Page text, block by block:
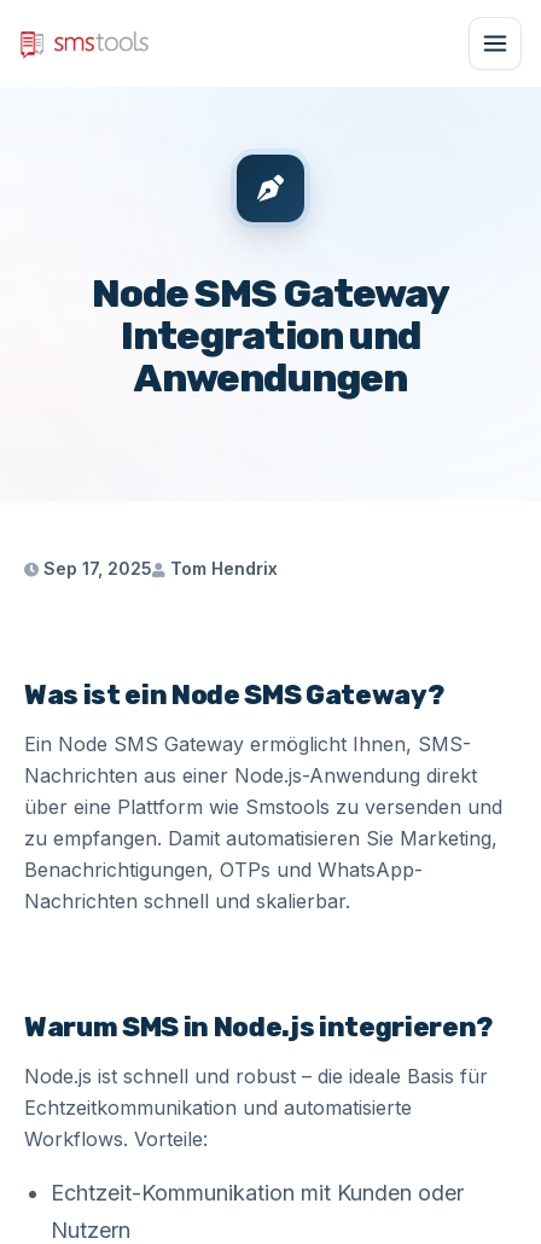
Node SMS Gateway
Integration und
Anwendungen
Sep 17, 2025 Tom Hendrix
Was ist ein Node SMS Gateway?
Ein Node SMS Gateway ermöglicht Ihnen, SMS-
Nachrichten aus einer Node.js-Anwendung direkt
über eine Plattform wie Smstools zu versenden und
zu empfangen. Damit automatisieren Sie Marketing,
Benachrichtigungen, OTPs und WhatsApp-
Nachrichten schnell und skalierbar.
Warum SMS in Node.js integrieren?
Node.js ist schnell und robust – die ideale Basis für
Echtzeitkommunikation und automatisierte
Workflows. Vorteile:
Echtzeit-Kommunikation mit Kunden oder
Nutzern